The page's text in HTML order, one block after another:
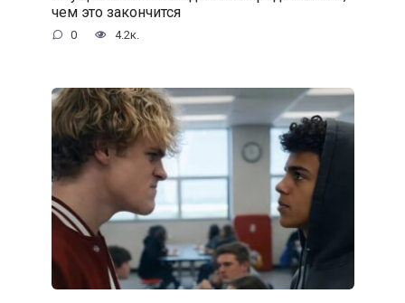
чем это закончится
0 4.2к.